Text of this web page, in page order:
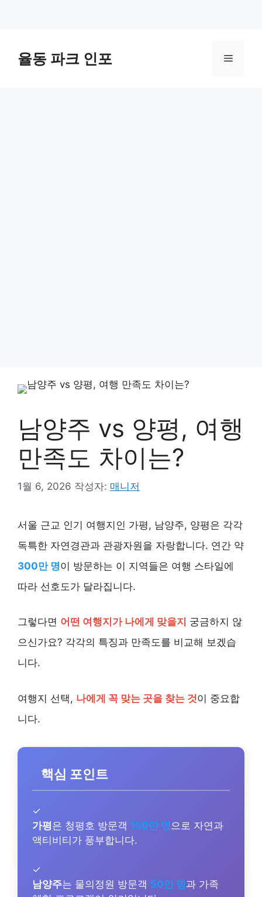
율동 파크 인포 메
남양주 vs 양평, 여행
만족도 차이는?
1월 6, 2026 작성자: 매니저
서울 근교 인기 여행지인 가평, 남양주, 양평은 각각
독특한 자연경관과 관광자원을 자랑합니다. 연간 약
300만 명이 방문하는 이 지역들은 여행 스타일에
따라 선호도가 달라집니다.
그렇다면 어떤 여행지가 나에게 맞을지 궁금하지 않
으신가요? 각각의 특징과 만족도를 비교해 보겠습
니다.
여행지 선택, 나에게 꼭 맞는 곳을 찾는 것이 중요합
니다.
핵심 포인트
✓
가평은 청평호 방문객 150만 명 으로 자연과
액티비티가 풍부합니다.
✓
남양주는 물의정원 방문객 50만 명과 가족